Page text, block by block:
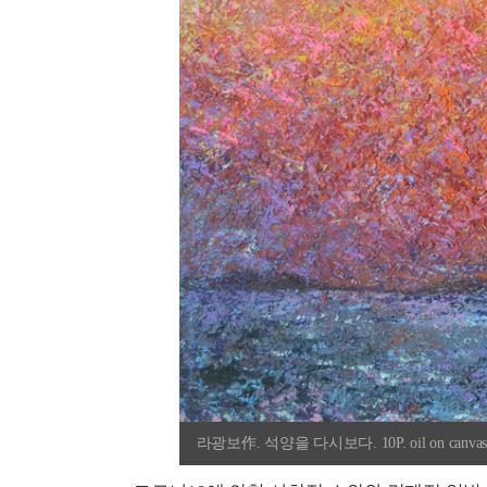
라광보作. 석양을 다시보다. 10P. oil on